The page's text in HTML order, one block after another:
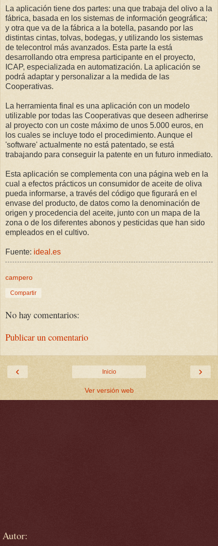
La aplicación tiene dos partes: una que trabaja del olivo a la
fábrica, basada en los sistemas de información geográfica;
y otra que va de la fábrica a la botella, pasando por las
distintas cintas, tolvas, bodegas, y utilizando los sistemas
de telecontrol más avanzados. Esta parte la está
desarrollando otra empresa participante en el proyecto,
ICAP, especializada en automatización. La aplicación se
podrá adaptar y personalizar a la medida de las
Cooperativas.
La herramienta final es una aplicación con un modelo
utilizable por todas las Cooperativas que deseen adherirse
al proyecto con un coste máximo de unos 5.000 euros, en
los cuales se incluye todo el procedimiento. Aunque el
'software' actualmente no está patentado, se está
trabajando para conseguir la patente en un futuro inmediato.
Esta aplicación se complementa con una página web en la
cual a efectos prácticos un consumidor de aceite de oliva
pueda informarse, a través del código que figurará en el
envase del producto, de datos como la denominación de
origen y procedencia del aceite, junto con un mapa de la
zona o de los diferentes abonos y pesticidas que han sido
empleados en el cultivo.
Fuente: ideal.es
campero
Compartir
No hay comentarios:
Publicar un comentario
‹ ›
Inicio
Ver versión web
Autor: